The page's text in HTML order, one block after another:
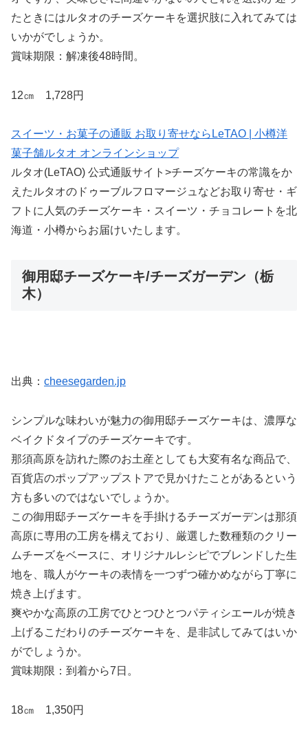
たときにはルタオのチーズケーキを選択肢に入れてみては
いかがでしょうか。
賞味期限：解凍後48時間。
12㎝ 1,728円
スイーツ・お菓子の通販 お取り寄せならLeTAO | 小樽洋
菓子舗ルタオ オンラインショップ
ルタオ(LeTAO) 公式通販サイト>チーズケーキの常識をか
えたルタオのドゥーブルフロマージュなどお取り寄せ・ギ
フトに人気のチーズケーキ・スイーツ・チョコレートを北
海道・小樽からお届けいたします。
御用邸チーズケーキ/チーズガーデン（栃
木）
出典： cheesegarden.jp
シンプルな味わいが魅力の御用邸チーズケーキは、濃厚な
ベイクドタイプのチーズケーキです。
那須高原を訪れた際のお土産としても大変有名な商品で、
百貨店のポップアップストアで見かけたことがあるという
方も多いのではないでしょうか。
この御用邸チーズケーキを手掛けるチーズガーデンは那須
高原に専用の工房を構えており、厳選した数種類のクリー
ムチーズをベースに、オリジナルレシピでブレンドした生
地を、職人がケーキの表情を一つずつ確かめながら丁寧に
焼き上げます。
爽やかな高原の工房でひとつひとつパティシエールが焼き
上げるこだわりのチーズケーキを、是非試してみてはいか
がでしょうか。
賞味期限：到着から7日。
18㎝ 1,350円